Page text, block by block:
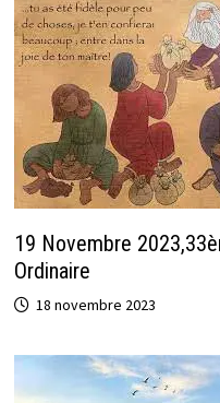
19 Novembre
Ordinaire
18 novembre 2023